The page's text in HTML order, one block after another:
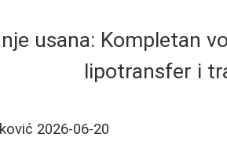
usana: Kompletan
lipotransfer i
2026-06-20